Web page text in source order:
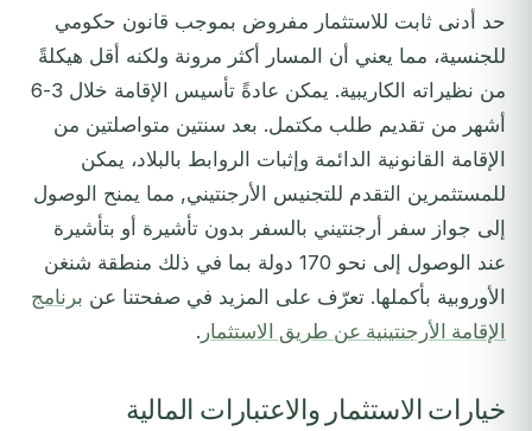
حد أدنى ثابت للاستثمار مفروض بموجب قانون حكومي
للجنسية، مما يعني أن المسار أكثر مرونة ولكنه أقل هيكلةً
من نظيراته الكاريبية. يمكن عادةً تأسيس الإقامة خلال 3-6
أشهر من تقديم طلب مكتمل. بعد سنتين متواصلتين من
الإقامة القانونية الدائمة وإثبات الروابط بالبلاد، يمكن
للمستثمرين التقدم للتجنيس الأرجنتيني, مما يمنح الوصول
إلى جواز سفر أرجنتيني بالسفر بدون تأشيرة أو بتأشيرة
عند الوصول إلى نحو 170 دولة بما في ذلك منطقة شنغن
الأوروبية بأكملها. تعرّف على المزيد في صفحتنا عن برنامج
الإقامة الأرجنتينية عن طريق الاستثمار .
خيارات الاستثمار والاعتبارات المالية